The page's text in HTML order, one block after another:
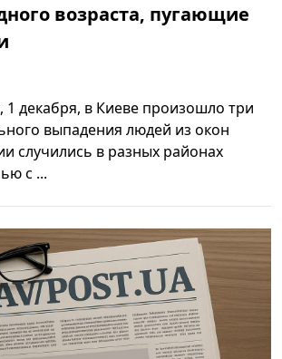
возраста, пугающие
1 декабря, в Киеве произошло три
выпадения людей из окон
случились в разных районах
с ...